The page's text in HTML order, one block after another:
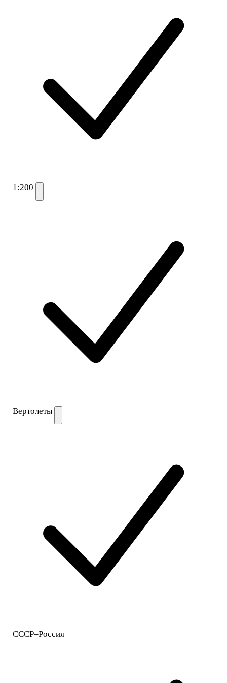
1:200
Вертолеты
СССР–Россия